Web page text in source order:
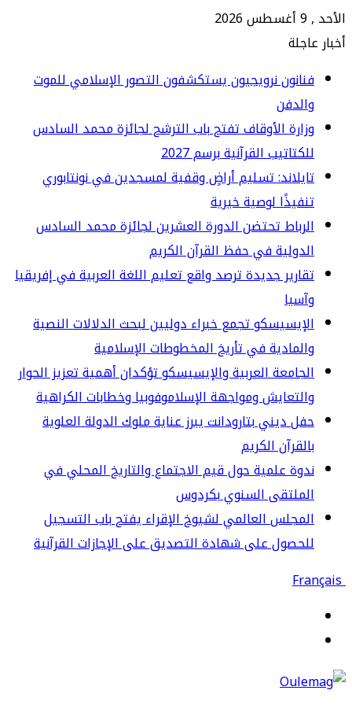
نرويجيون يستكشفون التصور الإسلامي للموت
الأوقاف تفتح باب الترشح لجائزة محمد السادس
القرآنية برسم 2027
تسليم أراضٍ وقفية لمسجدين في نونتابوري
لوصية خيرية
تحتضن الدورة العشرين لجائزة محمد السادس
في حفظ القرآن الكريم
جديدة ترصد واقع تعليم اللغة العربية في إفريقيا
تجمع خبراء دوليين لبحث الدلالات النصية
في تأريخ المخطوطات الإسلامية
العربية والإيسيسكو تؤكدان أهمية تعزيز الحوار
ومواجهة الإسلاموفوبيا وخطابات الكراهية
ديني بتارودانت يبرز عناية ملوك الدولة العلوية
الكريم
علمية حول قيم الاجتماع والتاريخ المحلي في
السنوي بكردوس
العالمي لشيوخ الإقراء يفتح باب التسجيل
على شهادة التصديق على الإجازات القرآنية